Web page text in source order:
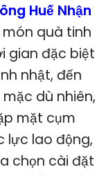
Huế Nhận
quà tinh
gian đặc biệt
nhật, đến
dù nhiên,
mặt cụm
lực lao động,
chọn cài đặt